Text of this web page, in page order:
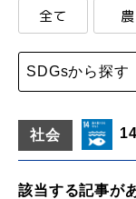
全て 農
SDGsから探す
社会
該当する記事が